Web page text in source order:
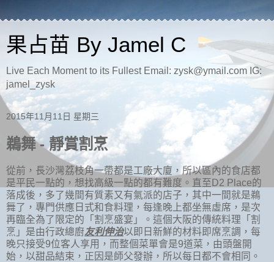
果占苗 By Jamel C
Live Each Moment to its Fullest Email: zysk@ymail.com IG:
jamel_zysk
2015年11月11日 星期三
鵜舞 - 靜賞割烹
從前，長沙灣荔枝角一帶都是工廠大廈，所以區內的食店都
是平民一點的，想找高級一點的都有難度。直至 D2 Place的
落成後，多了幾間有質素又有氣派的店子，其中一間就是鵜
舞了，專門供應日式和食料理，每逢晚上都坐無虛席，是次
再臨全為了限定的「割烹盛宴」。 這個大阪的傳統料理「割
烹」是由行政總廚友利伸治以即日新鮮的材料即席烹調，每
晚只接受9位客人享用，而整個菜單會是9道菜，由頭盤開
始，以甜品結束，正因是師父發辦，所以每日都不會相同。